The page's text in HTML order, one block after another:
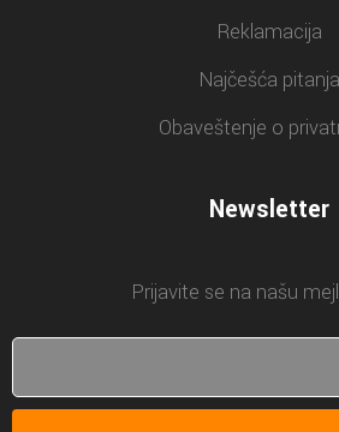
Reklamacija
Najčešća pitanja
Obaveštenje o
Newsletter
Prijavite se na našu